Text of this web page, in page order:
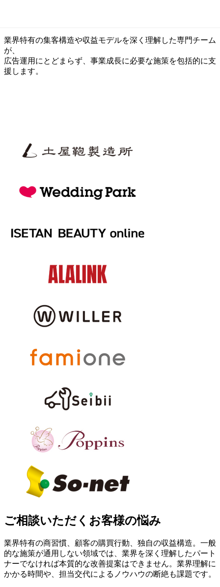
業界特有の集客構造や収益モデルを深く理解した専門チーム
が、
広告運用にとどまらず、事業成長に必要な施策を包括的に支
援します。
ご相談いただくお客様の悩み
業界特有の商習慣、顧客の購買行動、独自の収益構造。一般
的な施策が通用しない領域では、業界を深く理解したパート
ナーでなければ本質的な改善提案はできません。業界理解に
かかる時間や、担当交代によるノウハウの断絶も課題です。